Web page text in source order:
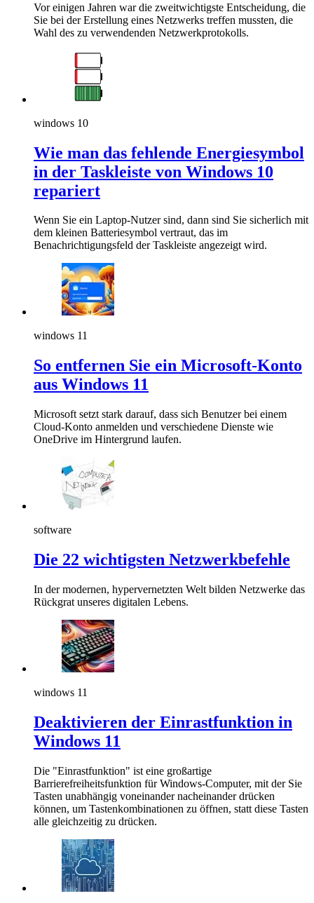
Vor einigen Jahren war die zweitwichtigste Entscheidung, die
Sie bei der Erstellung eines Netzwerks treffen mussten, die
Wahl des zu verwendenden Netzwerkprotokolls.
windows 10
Wie man das fehlende Energiesymbol
in der Taskleiste von Windows 10
repariert
Wenn Sie ein Laptop-Nutzer sind, dann sind Sie sicherlich mit
dem kleinen Batteriesymbol vertraut, das im
Benachrichtigungsfeld der Taskleiste angezeigt wird.
windows 11
So entfernen Sie ein Microsoft-Konto
aus Windows 11
Microsoft setzt stark darauf, dass sich Benutzer bei einem
Cloud-Konto anmelden und verschiedene Dienste wie
OneDrive im Hintergrund laufen.
software
Die 22 wichtigsten Netzwerkbefehle
In der modernen, hypervernetzten Welt bilden Netzwerke das
Rückgrat unseres digitalen Lebens.
windows 11
Deaktivieren der Einrastfunktion in
Windows 11
Die "Einrastfunktion" ist eine großartige
Barrierefreiheitsfunktion für Windows-Computer, mit der Sie
Tasten unabhängig voneinander nacheinander drücken
können, um Tastenkombinationen zu öffnen, statt diese Tasten
alle gleichzeitig zu drücken.